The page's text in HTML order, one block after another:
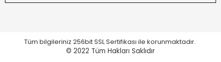
Tüm bilgileriniz 256bit SSL Sertifikası ile korunmaktadır.
© 2022 Tüm Hakları Saklıdır